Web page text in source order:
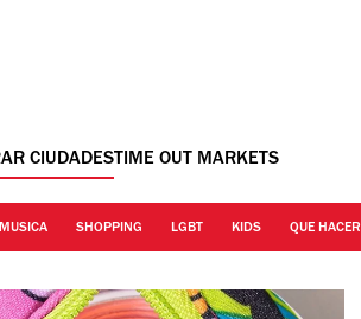
CIUDADESTIME OUT MARKETS
MUSICA SHOPPING LGBT KIDS QUE HACER